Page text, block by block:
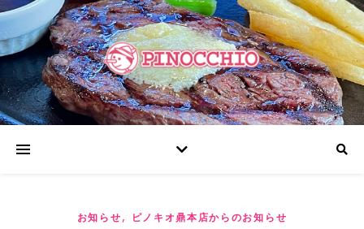
お知らせ, ピノキオ鼎本店からのお知らせ